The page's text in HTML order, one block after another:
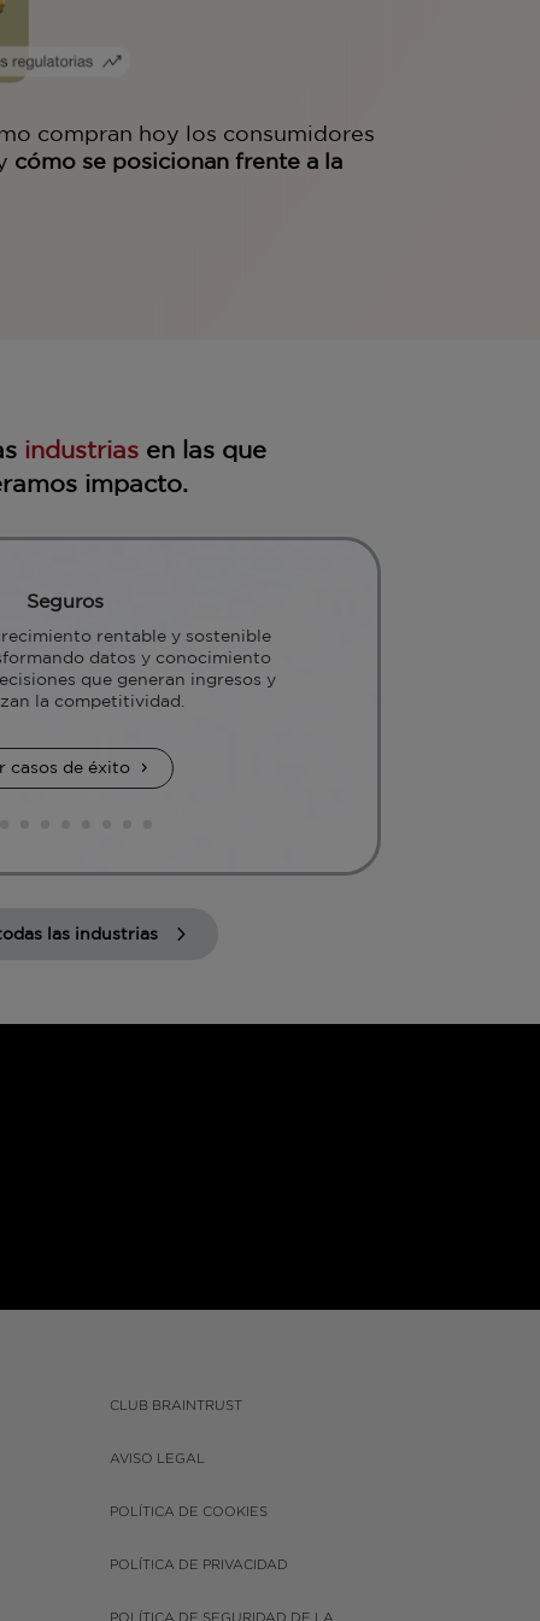
compran hoy los consumidores
cómo se posicionan frente a la
industrias en las que
impacto.
Seguros
rentable y sostenible
datos y conocimiento
que generan ingresos y
la competitividad.
casos de éxito
las industrias
CLUB BRAINTRUST
AVISO LEGAL
POLÍTICA DE COOKIES
POLÍTICA DE PRIVACIDAD
POLÍTICA DE SEGURIDAD DE LA